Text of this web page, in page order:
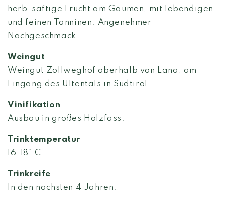
herb-saftige Frucht am Gaumen, mit lebendigen
und feinen Tanninen. Angenehmer
Nachgeschmack.
Weingut
Weingut Zollweghof oberhalb von Lana, am
Eingang des Ultentals in Südtirol.
Vinifikation
Ausbau in großes Holzfass .
Trinktemperatur
16-18° C.
Trinkreife
In den nächsten 4 Jahren.